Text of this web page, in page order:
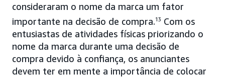
consideraram o nome da marca um fator
importante na decisão de compra.13 Com os
entusiastas de atividades físicas priorizando o
nome da marca durante uma decisão de
compra devido à confiança, os anunciantes
devem ter em mente a importância de colocar